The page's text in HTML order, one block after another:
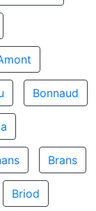
Bonnaud
Brans
Briod